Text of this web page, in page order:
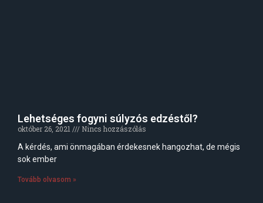
Lehetséges fogyni súlyzós edzéstől?
október 26, 2021
Nincs hozzászólás
A kérdés, ami önmagában érdekesnek hangozhat, de mégis
sok ember
Tovább olvasom »